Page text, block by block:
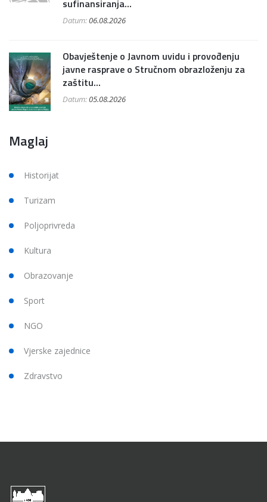
sufinansiranja...
Datum:06.08.2026
Obavještenje o Javnom uvidu i provođenju
javne rasprave o Stručnom obrazloženju za
zaštitu...
Datum:05.08.2026
Maglaj
Historijat
Turizam
Poljoprivreda
Kultura
Obrazovanje
Sport
NGO
Vjerske zajednice
Zdravstvo